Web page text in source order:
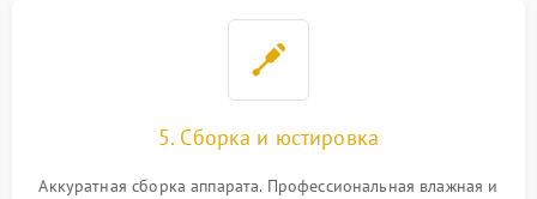
5. Сборка и юстировка
Аккуратная сборка аппарата. Профессиональная влажная и